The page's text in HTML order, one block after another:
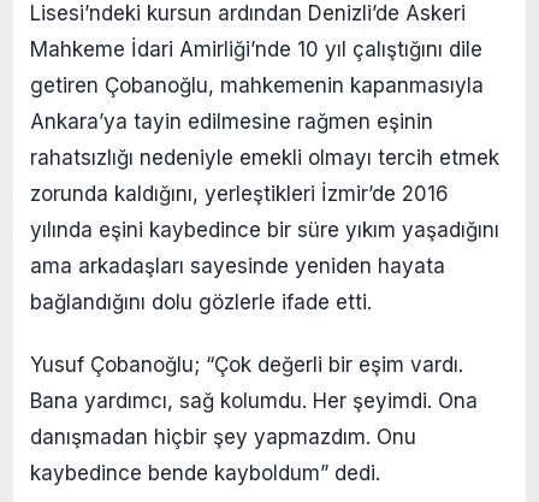
Lisesi’ndeki kursun ardından Denizli’de Askeri
Mahkeme İdari Amirliği’nde 10 yıl çalıştığını dile
getiren Çobanoğlu, mahkemenin kapanmasıyla
Ankara’ya tayin edilmesine rağmen eşinin
rahatsızlığı nedeniyle emekli olmayı tercih etmek
zorunda kaldığını, yerleştikleri İzmir’de 2016
yılında eşini kaybedince bir süre yıkım yaşadığını
ama arkadaşları sayesinde yeniden hayata
bağlandığını dolu gözlerle ifade etti.
Yusuf Çobanoğlu; “Çok değerli bir eşim vardı.
Bana yardımcı, sağ kolumdu. Her şeyimdi. Ona
danışmadan hiçbir şey yapmazdım. Onu
kaybedince bende kayboldum” dedi.